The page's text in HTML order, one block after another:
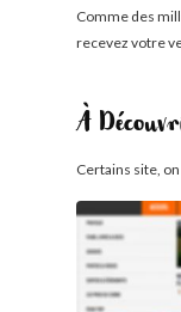
Comme des
recevez votre
À
Certains site,